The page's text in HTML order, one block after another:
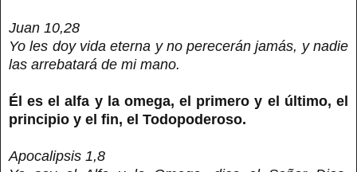
Juan 10,28
Yo les doy vida eterna y no perecerán jamás, y nadie
las arrebatará de mi mano.
Él es el alfa y la omega, el primero y el último, el
principio y el fin, el Todopoderoso.
Apocalipsis 1,8